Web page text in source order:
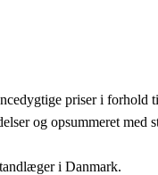
priser i forhold
og opsummeret
i Danmark.